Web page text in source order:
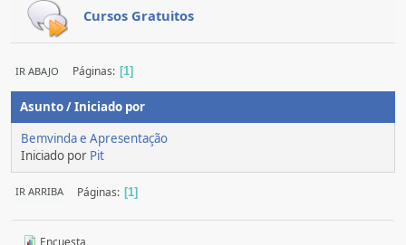
Cursos Gratuitos
IR ABAJO Páginas 1
Asunto/Iniciado por
Bemvinda e Apresentação
Iniciado por Pit
IR ARRIBA Páginas 1
Encuesta